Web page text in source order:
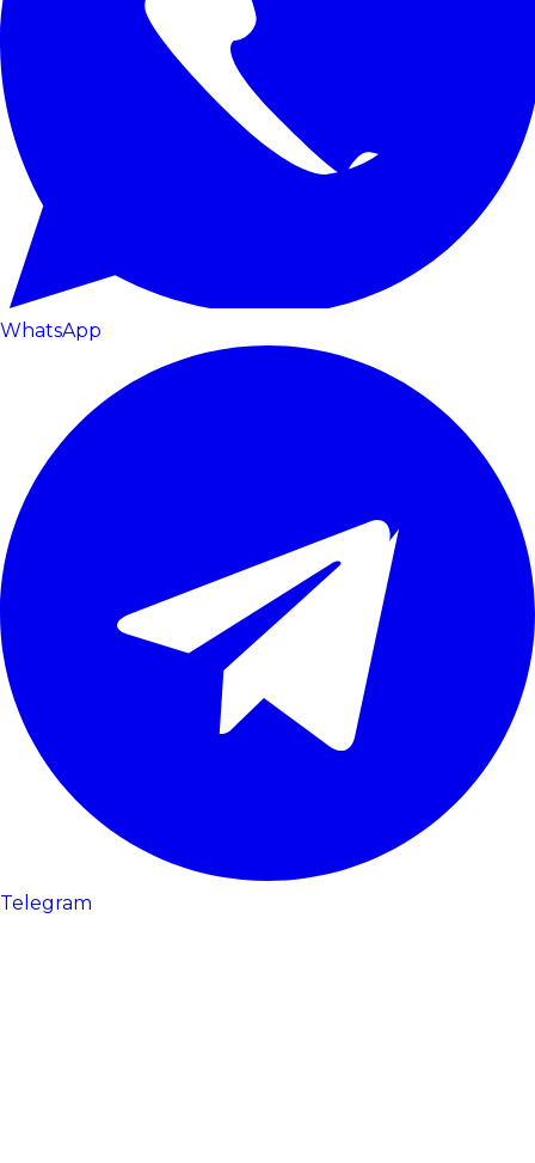
WhatsApp
Telegram